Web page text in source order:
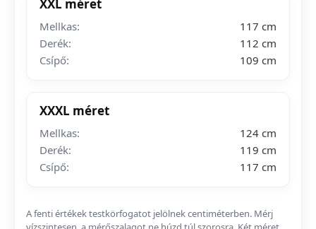
XXL méret
Mellkas:
117 cm
Derék:
112 cm
Csípő:
109 cm
XXXL méret
Mellkas:
124 cm
Derék:
119 cm
Csípő:
117 cm
A fenti értékek testkörfogatot jelölnek centiméterben. Mérj